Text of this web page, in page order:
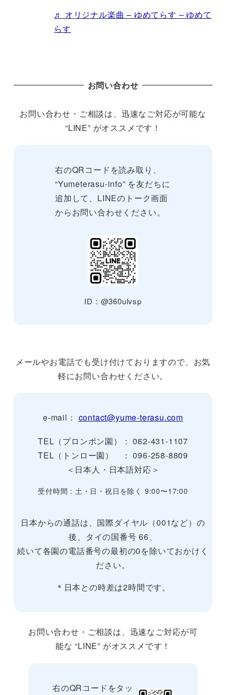
♬ オリジナル楽曲 – ゆめてらす – ゆめて
らす
お問い合わせ
お問い合わせ・ご相談は、迅速なご対応が可能な
“LINE” がオススメです！
右のQRコードを読み取り、
“Yumeterasu-info” を友だちに
追加して、LINEのトーク画面
からお問い合わせください。
ID：@360ulvsp
メールやお電話でも受け付けておりますので、お気
軽にお問い合わせください。
e-mail： contact@yume-terasu.com
TEL（プロンポン園）： 062-431-1107
TEL（トンロー園） ： 096-258-8809
＜日本人・日本語対応＞
受付時間 : 土・日・祝日を除く 9:00〜17:00
日本からの通話は、国際ダイヤル（001など）の
後、タイの国番号 66、
続いて各園の電話番号の最初の0を除いておかけく
ださい。
＊日本との時差は2時間です。
お問い合わせ・ご相談は、迅速なご対応が可
能な “LINE” がオススメです！
右のQRコードをタッ